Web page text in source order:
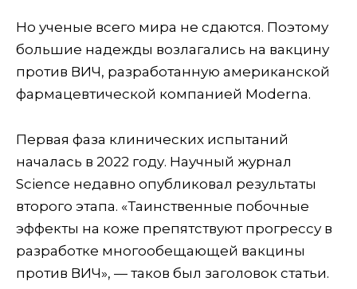
Но ученые всего мира не сдаются. Поэтому
большие надежды возлагались на вакцину
против ВИЧ, разработанную американской
фармацевтической компанией Moderna.
Первая фаза клинических испытаний
началась в 2022 году. Научный журнал
Science недавно опубликовал результаты
второго этапа. «Таинственные побочные
эффекты на коже препятствуют прогрессу в
разработке многообещающей вакцины
против ВИЧ», — таков был заголовок статьи.